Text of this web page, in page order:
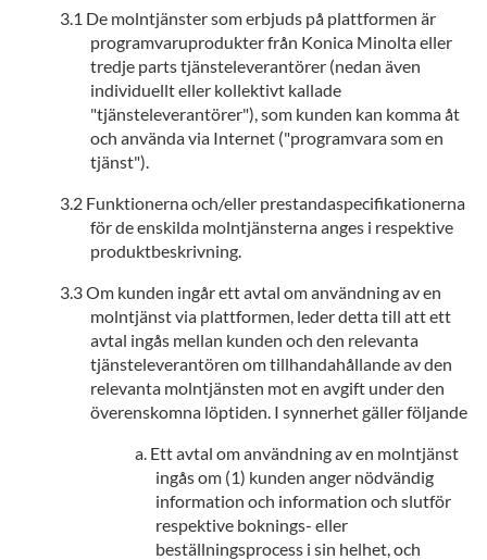
De molntjänster som erbjuds på plattformen är
programvaruprodukter från Konica Minolta eller
tredje parts tjänsteleverantörer (nedan även
individuellt eller kollektivt kallade
"tjänsteleverantörer"), som kunden kan komma åt
och använda via Internet ("programvara som en
tjänst").
Funktionerna och/eller prestandaspecifikationerna
för de enskilda molntjänsterna anges i respektive
produktbeskrivning.
Om kunden ingår ett avtal om användning av en
molntjänst via plattformen, leder detta till att ett
avtal ingås mellan kunden och den relevanta
tjänsteleverantören om tillhandahållande av den
relevanta molntjänsten mot en avgift under den
överenskomna löptiden. I synnerhet gäller följande
Ett avtal om användning av en molntjänst
ingås om (1) kunden anger nödvändig
information och information och slutför
respektive boknings- eller
beställningsprocess i sin helhet, och